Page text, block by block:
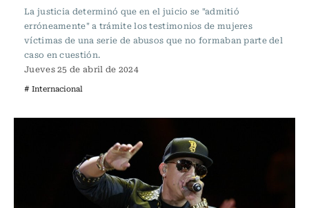
La justicia determinó que en el juicio se "admitió
erróneamente" a trámite los testimonios de mujeres
víctimas de una serie de abusos que no formaban parte del
caso en cuestión.
Jueves 25 de abril de 2024
# Internacional